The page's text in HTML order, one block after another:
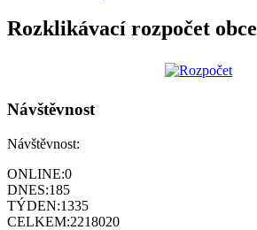
Rozklikávací rozpočet obce
Návštěvnost
Návštěvnost:
ONLINE:0
DNES:185
TÝDEN:1335
CELKEM:2218020